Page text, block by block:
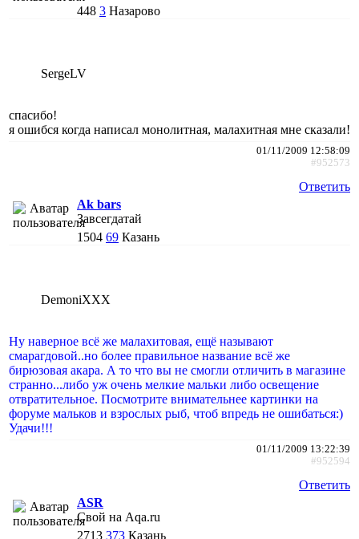
448 3 Назарово
SergeLV
спасибо!
я ошибся когда написал монолитная, малахитная мне сказали!
01/11/2009 12:58:09
#952573
Ответить
Ak bars
Завсегдатай
1504 69 Казань
DemoniXXX
Ну наверное всё же малахитовая, ещё называют
смарагдовой..но более правильное название всё же
бирюзовая акара. А то что вы не смогли отличить в магазине
странно...либо уж очень мелкие мальки либо освещение
отвратительное. Посмотрите внимательнее картинки на
форуме мальков и взрослых рыб, чтоб впредь не ошибаться:)
Удачи!!!
01/11/2009 13:22:39
#952594
Ответить
ASR
Свой на Aqa.ru
2713 373 Казань